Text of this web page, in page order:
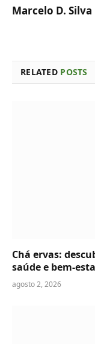
Marcelo D. Silva
RELATED POSTS
Chá ervas:
saúde e bem-
agosto 2, 2026